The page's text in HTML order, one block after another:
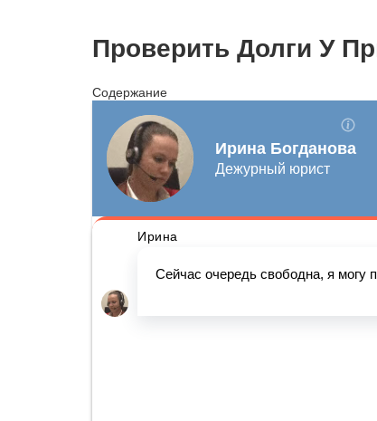
Проверить Долги У
Содержание